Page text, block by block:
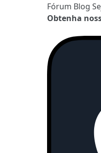
Fórum Blog
Obtenha